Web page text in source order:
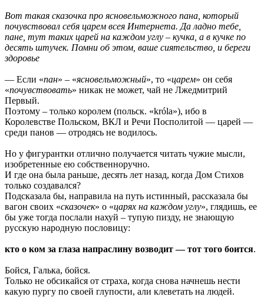
Вот такая сказочка про ясновельможного пана, который
почувствовал себя царем всея Интернета. Да ладно тебе,
пане, тут таких царей на каждом углу – кучка, а в кучке по
десять штучек. Помни об этом, ваше сиятельство, и береги
здоровье
— Если «пан» – «ясновельможный», то «царем» он себя
«почувствовать» никак не может, чай не Лжедмитрий
Первый.
Поэтому – только королем (польск. «króla»), ибо в
Королевстве Польском, ВКЛ и Речи Посполитой — царей —
среди панов — отродясь не водилось.
Но у фигурантки отлично получается читать чужие мысли,
изобретенные ею собственноручно.
И где она была раньше, десять лет назад, когда Дом Стихов
только создавался?
Подсказала бы, направила на путь истинный, рассказала бы
вагон своих «сказочек» о «царях на каждом углу», глядишь, ее
бы уже тогда послали нахуй – тупую пизду, не знающую
русскую народную пословицу:
кто о ком за глаза напраслину возводит — тот того боится.
Бойся, Галька, бойся.
Только не обсикайся от страха, когда снова начнешь нести
какую пургу по своей глупости, али клеветать на людей.